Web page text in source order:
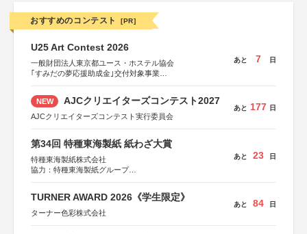
おすすめのコンテスト [PR]
U25 Art Contest 2026
一般財団法人東京都ユース・ホステル協会
｢すみだの夢応援助成金｣交付対象事業
あと 7 日
NEW AJCクリエイターズコンテスト2027
AJCクリエイターズコンテスト実行委員会
あと 177 日
第34回 特種東海製紙 紙わざ大賞
特種東海製紙株式会社
協力：特種東海製紙グループ
あと 23 日
TURNER AWARD 2026《学生限定》
ターナー色彩株式会社
あと 84 日